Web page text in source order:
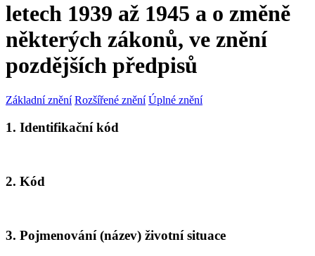
letech 1939 až 1945 a o změně
některých zákonů, ve znění
pozdějších předpisů
Základní znění Rozšířené znění Úplné znění
1. Identifikační kód
2. Kód
3. Pojmenování (název) životní situace